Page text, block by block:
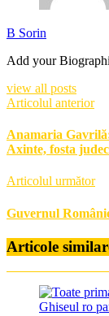
B Sorin
Add your
view all posts
Articolul anterior
Anamaria
Axinte, fosta
Articolul următor
Guvernul
Articole